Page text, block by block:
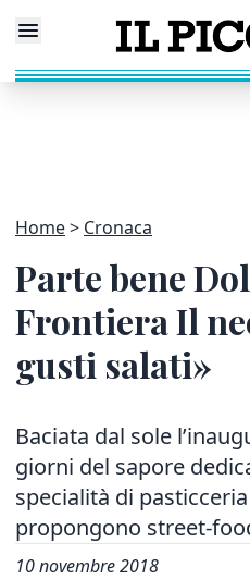
Home Cronaca
Parte bene
Frontiera Il
gusti salati»
Baciata dal sole
giorni del sapore
specialità di
propongono street-
10 novembre 2018